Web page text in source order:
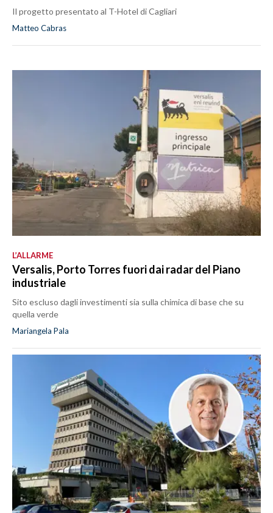
Il progetto presentato al T-Hotel di Cagliari
Matteo Cabras
L’ALLARME
Versalis, Porto Torres fuori dai radar del Piano
industriale
Sito escluso dagli investimenti sia sulla chimica di base che su
quella verde
Mariangela Pala